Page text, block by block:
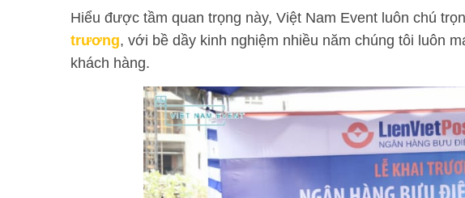
Hiểu được tầm quan trọng này, Việt Nam Event luôn chú
trương, với bề dầy kinh nghiệm nhiều năm chúng tôi luôn
khách hàng.